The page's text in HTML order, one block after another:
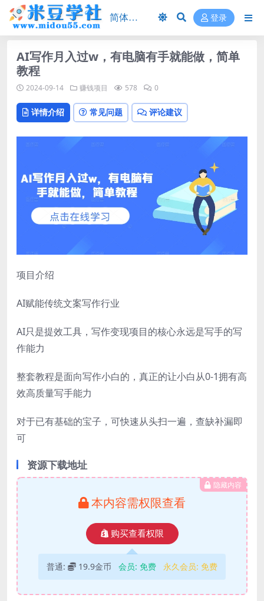
登录
AI写作月入过w，有电脑有手就能做，简单
教程
2024-09-14 赚钱项目 578 0
详情介绍 常见问题 评论建议
项目介绍
AI赋能传统文案写作行业
AI只是提效工具，写作变现项目的核心永远是写手的写
作能力
整套教程是面向写作小白的，真正的让小白从0-1拥有高
效高质量写手能力
对于已有基础的宝子，可快速从头扫一遍，查缺补漏即
可
资源下载地址
隐藏内容
本内容需权限查看
购买查看权限
普通: 19.9金币 会员: 免费 永久会员: 免费